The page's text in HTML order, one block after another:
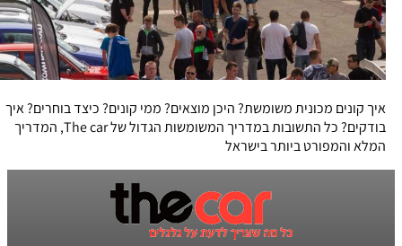
איך קונים מכונית משומשת? היכן מוצאים? ממי קונים? כיצד בוחרים? איך
בודקים? כל התשובות במדריך המשומשות הגדול של The car, המדריך
המלא והמפורט ביותר בישראל